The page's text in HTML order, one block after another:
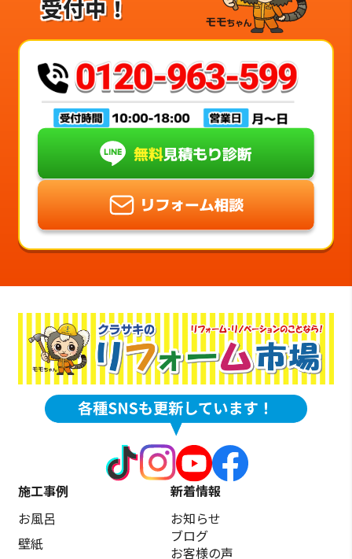
受付中！
施工事例
お風呂
壁紙
新着情報
お知らせ
ブログ
お客様の声